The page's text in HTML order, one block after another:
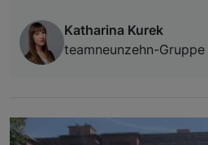
Katharina Kurek
teamneunzehn-Gruppe